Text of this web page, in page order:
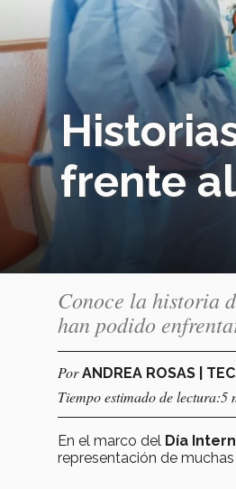
frente
Conoce la historia
han podido
PorANDREA ROSAS |
Tiempo estimado de lectura:5
En el marco del Día
representación de